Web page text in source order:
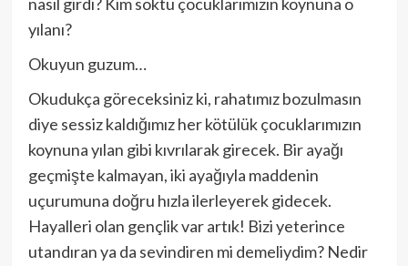
yılanı?
Okuyun guzum…
Okudukça göreceksiniz ki, rahatımız bozulmasın
diye sessiz kaldığımız her kötülük çocuklarımızın
koynuna yılan gibi kıvrılarak girecek. Bir ayağı
geçmişte kalmayan, iki ayağıyla maddenin
uçurumuna doğru hızla ilerleyerek gidecek.
Hayalleri olan gençlik var artık! Bizi yeterince
utandıran ya da sevindiren mi demeliydim? Nedir